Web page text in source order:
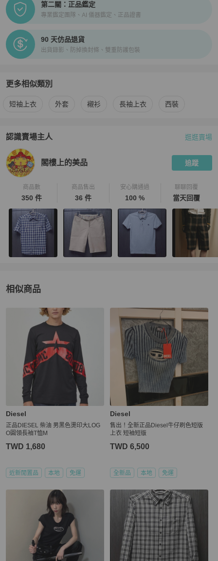
第二關：正品鑑定
專業鑑定團隊、AI 儀器鑑定、正品證書
90 天仿品退貨
出貨錄影、防掉換封條、雙重防護包裝
更多相似類別
更多Diesel 相似商品推薦
短袖上衣 外套 襯衫 長袖上衣 西裝
認識賣場主人
PopChill 拍拍圈嚴選賣家
逛逛賣場
閣樓上的美品 追蹤
商品數
350 件
商品售出
36 件
安心購通過
100 %
聊聊回覆
當天回覆
相似商品
Diesel男裝推薦精品
Diesel
正品DIESEL 柴油 男黑色燙印大LOG
O圓領長袖T恤M
TWD 1,680
近新閒置品 本地 免運
Diesel
售出！全新正品Diesel牛仔刷色短版
上衣 短袖短版
TWD 6,500
全新品 本地 免運